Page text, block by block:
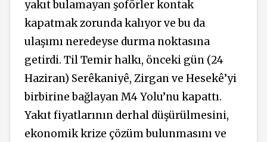
yakıt bulamayan şoförler kontak
kapatmak zorunda kalıyor ve bu da
ulaşımı neredeyse durma noktasına
getirdi. Til Temir halkı, önceki gün (24
Haziran) Serêkaniyê, Zirgan ve Hesekê’yi
birbirine bağlayan M4 Yolu’nu kapattı.
Yakıt fiyatlarının derhal düşürülmesini,
ekonomik krize çözüm bulunmasını ve